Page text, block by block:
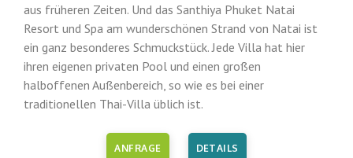
aus früheren Zeiten. Und das Santhiya Phuket Natai
Resort und Spa am wunderschönen Strand von Natai ist
ein ganz besonderes Schmuckstück. Jede Villa hat hier
ihren eigenen privaten Pool und einen großen
halboffenen Außenbereich, so wie es bei einer
traditionellen Thai-Villa üblich ist.
ANFRAGE DETAILS